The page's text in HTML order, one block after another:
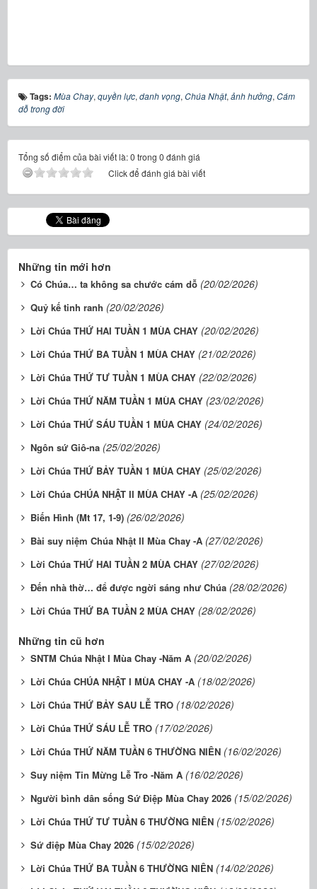
Tags: Mùa Chay, quyền lực, danh vọng, Chúa Nhật, ảnh hưởng, Cám
dỗ trong đời
Tổng số điểm của bài viết là: 0 trong 0 đánh giá
Click để đánh giá bài viết
Những tin mới hơn
Có Chúa… ta không sa chước cám dỗ (20/02/2026)
Quỷ kế tinh ranh (20/02/2026)
Lời Chúa THỨ HAI TUẦN 1 MÙA CHAY (20/02/2026)
Lời Chúa THỨ BA TUẦN 1 MÙA CHAY (21/02/2026)
Lời Chúa THỨ TƯ TUẦN 1 MÙA CHAY (22/02/2026)
Lời Chúa THỨ NĂM TUẦN 1 MÙA CHAY (23/02/2026)
Lời Chúa THỨ SÁU TUẦN 1 MÙA CHAY (24/02/2026)
Ngôn sứ Giô-na (25/02/2026)
Lời Chúa THỨ BẢY TUẦN 1 MÙA CHAY (25/02/2026)
Lời Chúa CHÚA NHẬT II MÙA CHAY -A (25/02/2026)
Biến Hình (Mt 17, 1-9) (26/02/2026)
Bài suy niệm Chúa Nhật II Mùa Chay -A (27/02/2026)
Lời Chúa THỨ HAI TUẦN 2 MÙA CHAY (27/02/2026)
Đến nhà thờ… để được ngời sáng như Chúa (28/02/2026)
Lời Chúa THỨ BA TUẦN 2 MÙA CHAY (28/02/2026)
Những tin cũ hơn
SNTM Chúa Nhật I Mùa Chay -Năm A (20/02/2026)
Lời Chúa CHÚA NHẬT I MÙA CHAY -A (18/02/2026)
Lời Chúa THỨ BẢY SAU LỄ TRO (18/02/2026)
Lời Chúa THỨ SÁU LỄ TRO (17/02/2026)
Lời Chúa THỨ NĂM TUẦN 6 THƯỜNG NIÊN (16/02/2026)
Suy niệm Tin Mừng Lễ Tro -Năm A (16/02/2026)
Người bình dân sống Sứ Điệp Mùa Chay 2026 (15/02/2026)
Lời Chúa THỨ TƯ TUẦN 6 THƯỜNG NIÊN (15/02/2026)
Sứ điệp Mùa Chay 2026 (15/02/2026)
Lời Chúa THỨ BA TUẦN 6 THƯỜNG NIÊN (14/02/2026)